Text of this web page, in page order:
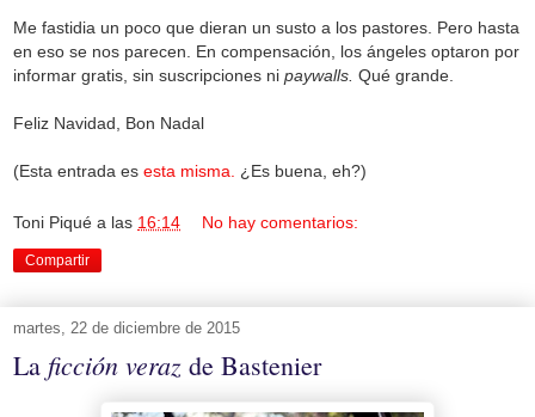
Me fastidia un poco que dieran un susto a los pastores. Pero hasta
en eso se nos parecen. En compensación, los ángeles optaron por
informar gratis, sin suscripciones ni paywalls. Qué grande.
Feliz Navidad, Bon Nadal
(Esta entrada es esta misma. ¿Es buena, eh?)
Toni Piqué a las 16:14 No hay comentarios:
Compartir
martes, 22 de diciembre de 2015
La ficción veraz de Bastenier